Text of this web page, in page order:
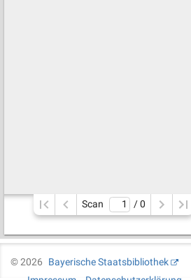
Scan / 0
©2026
Bayerische Staatsbibliothek